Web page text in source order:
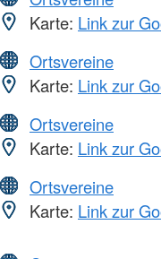
Karte: Link zur
Ortsvereine
Karte: Link zur
Ortsvereine
Karte: Link zur
Ortsvereine
Karte: Link zur